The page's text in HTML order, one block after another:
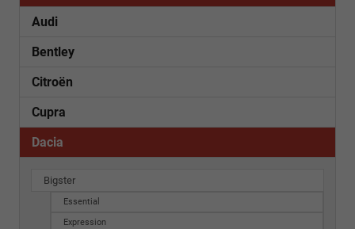
Audi
Bentley
Citroën
Cupra
Dacia
Bigster
Essential
Expression